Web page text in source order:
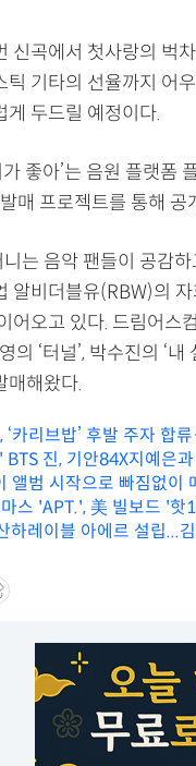
신곡에서 첫사랑의 벅
틱 기타의 선율까지 어
게 두드릴 예정이다.
가 좋아’는 음원 플랫
매 프로젝트를 통해 공
는 음악 팬들이 공감
알비더블유(RBW)의
어오고 있다. 드림어스
의 ‘터널’, 박수진의 ‘
매해왔다.
‘카리브밥’ 후발 주자 합
BTS 진, 기안84X지예은
앨범 시작으로 빠짐없이
스 'APT.', 美 빌보드 '
하레이블 아에르 설립...